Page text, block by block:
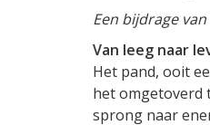
Een bijdrage
Van leeg naar
Het pand, ooit
het omgetoverd
sprong naar